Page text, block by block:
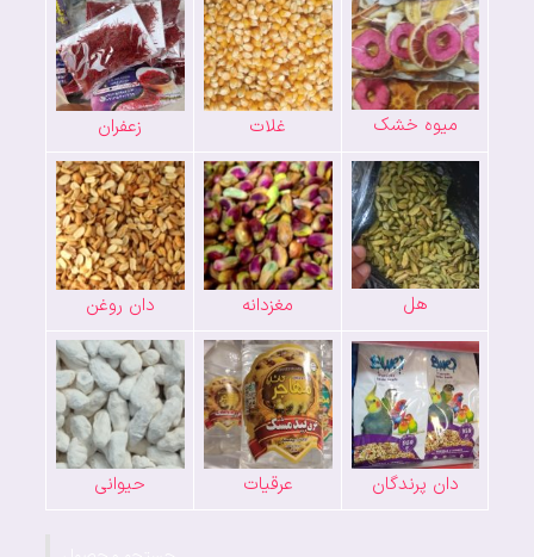
میوه خشک غلات زعفران
هل مغزدانه دان روغن
دان پرندگان عرقیات حیوانی